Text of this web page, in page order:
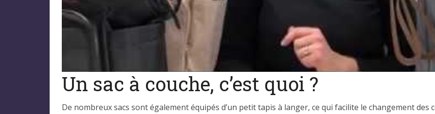
Un sac à couche, c’est quoi ?
De nombreux sacs sont également équipés d’un petit tapis à langer, ce qui facilite le changement des